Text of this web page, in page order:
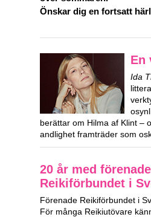
Önskar dig en fortsatt
En
Ida
berättar om Hilma af Klint –
andlighet framträder som
20 år med förenade
Reikiförbundet i
Förenade Reikiförbundet i
För många Reikiutövare